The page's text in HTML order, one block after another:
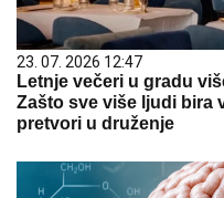
23. 07. 2026 12:47
Letnje večeri u gradu
Zašto sve više ljudi bira
pretvori u druženje